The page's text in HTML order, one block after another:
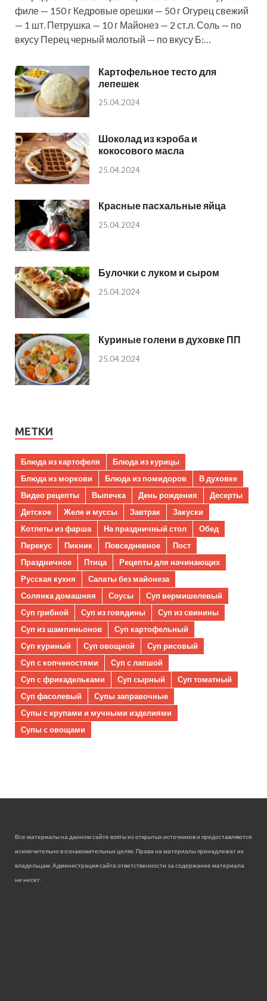
филе — 150 г Кедровые орешки — 50 г Огурец свежий
— 1 шт. Петрушка — 10 г Майонез — 2 ст.л. Соль — по
вкусу Перец черный молотый — по вкусу Б:…
Картофельное тесто для
лепешек
25.04.2024
Шоколад из кэроба и
кокосового масла
25.04.2024
Красные пасхальные яйца
25.04.2024
Булочки с луком и сыром
25.04.2024
Куриные голени в духовке ПП
25.04.2024
МЕТКИ
Блюда из картофеля
Блюда из курицы
Блюда из моркови
Блюда из помидоров
В духовке
Видео рецепты
Выпечка День рождения
Десерты
Детское
Желе и муссы Завтрак
Закуски
Котлеты из фарша
На праздничный стол
Обед
Перекус
Пикник Повседневное
Пост
Праздничное
Птица
Рецепты для начинающих
Русская кухня
Салаты без майонеза
Солянка домашняя
Соусы
Суп вермишелевый
Суп грибной
Суп из говядины
Суп из свинины
Суп из шампиньонов
Суп картофельный
Суп куриный
Суп овощной
Суп рисовый
Суп с копченостями
Суп с лапшой
Суп с фрикадельками
Суп сырный
Суп томатный
Суп фасолевый
Супы заправочные
Супы с крупами и мучными изделиями
Супы с овощами
Все материалы на данном сайте взяты из открытых источников и предоставляются
исключительно в ознакомительных целях. Права на материалы принадлежат их
владельцам. Администрация сайта ответственности за содержание материала
не несет.